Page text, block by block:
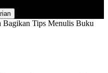
Bagikan Tips Menulis Buku